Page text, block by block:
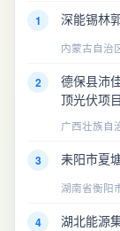
1 深能锡林
内蒙古自治
2
德保县沛
顶光伏项
广西壮族自
3 耒阳市夏
湖南省衡阳
4 湖北能源